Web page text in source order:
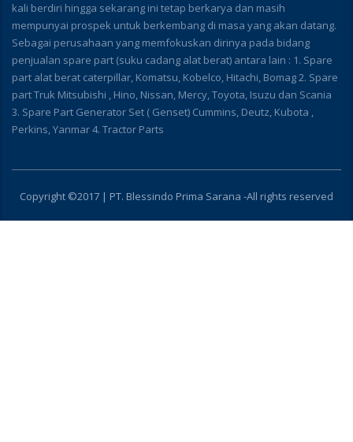
kali berdiri hingga sekarang ini tetap berkarya dan masih
mempunyai prospek untuk berkembang di masa yang akan datang.
Sebagai perusahaan yang memfokuskan dirinya pada bidang
penjualan spare part (suku cadang alat berat) antara lain : 1. Spare
part alat berat caterpillar, Komatsu, Kobelco, Hitachi, Bomag 2. Spare
part Truk Mitsubishi , Hino, Nissan, Mercy, Toyota, Isuzu dan Scania
3. Spare Part Generator Set ( Genset) Cummins, Deutz, Kubota ,
Perkins, Yanmar 4. Tractor Parts
Copyright ©2017 | PT. Blessindo Prima Sarana -All rights reserved